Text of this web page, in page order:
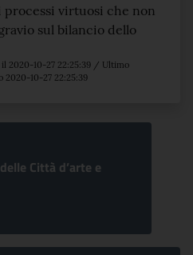
processi virtuosi che non
sul bilancio dello
2020-10-27 22:25:39 / Ultimo
2020-10-27 22:25:39
Città d’arte e